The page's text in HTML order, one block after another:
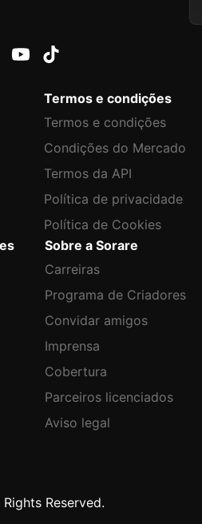
Termos e condições
Termos e condições
Condições do Mercado
Termos da API
Política de privacidade
Política de Cookies
Sobre a Sorare
Carreiras
Programa de Criadores
Convidar amigos
Imprensa
Cobertura
Parceiros licenciados
Aviso legal
Reserved.